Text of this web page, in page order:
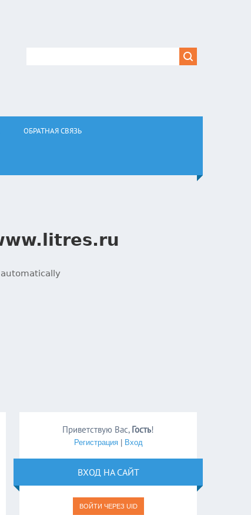
ОБРАТНАЯ СВЯЗЬ
Приветствую Вас, Гость!
Регистрация| Вход
ВХОД НА САЙТ
ВОЙТИ ЧЕРЕЗ UID